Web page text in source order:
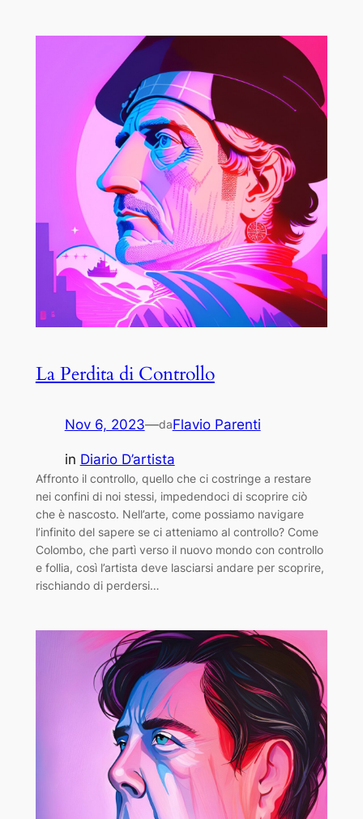
La Perdita di Controllo
Nov 6, 2023—daFlavio Parenti
in Diario D’artista
Affronto il controllo, quello che ci costringe a restare
nei confini di noi stessi, impedendoci di scoprire ciò
che è nascosto. Nell’arte, come possiamo navigare
l’infinito del sapere se ci atteniamo al controllo? Come
Colombo, che partì verso il nuovo mondo con controllo
e follia, così l’artista deve lasciarsi andare per scoprire,
rischiando di perdersi…